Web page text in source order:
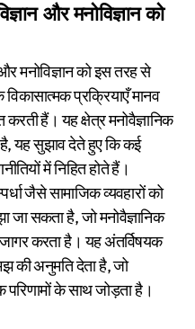
और मनोविज्ञान को
मनोविज्ञान को इस तरह से
प्रक्रियाएँ मानव
हैं। यह क्षेत्र मनोवैज्ञानिक
यह सुझाव देते हुए कि कई
में निहित होते हैं।
जैसे सामाजिक व्यवहारों को
सकता है, जो मनोवैज्ञानिक
करता है। यह अंतर्विषयक
की अनुमति देता है, जो
परिणामों के साथ जोड़ता है।